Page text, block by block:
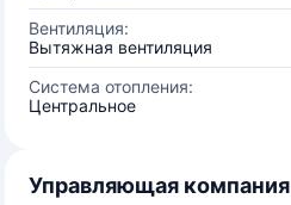
Вентиляция:
Вытяжная вентиляция
Система отопления:
Центральное
Управляющая компания